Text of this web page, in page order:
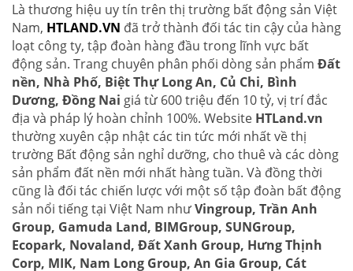
Là thương hiệu uy tín trên thị trường bất động sản Việt
Nam, HTLAND.VN đã trở thành đối tác tin cậy của hàng
loạt công ty, tập đoàn hàng đầu trong lĩnh vực bất
động sản. Trang chuyên phân phối dòng sản phẩm Đất
nền, Nhà Phố, Biệt Thự Long An, Củ Chi, Bình
Dương, Đồng Nai giá từ 600 triệu đến 10 tỷ, vị trí đắc
địa và pháp lý hoàn chỉnh 100%. Website HTLand.vn
thường xuyên cập nhật các tin tức mới nhất về thị
trường Bất động sản nghỉ dưỡng, cho thuê và các dòng
sản phẩm đất nền mới nhất hàng tuần. Và đồng thời
cũng là đối tác chiến lược với một số tập đoàn bất động
sản nổi tiếng tại Việt Nam nhưVingroup, Trần Anh
Group, Gamuda Land, BIMGroup, SUNGroup,
Ecopark, Novaland, Đất Xanh Group, Hưng Thịnh
Corp, MIK, Nam Long Group, An Gia Group, Cát